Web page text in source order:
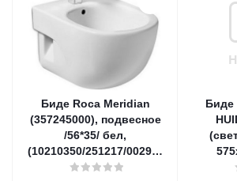
Биде Roca Meridian
(357245000), подвесное
/56*35/ бел,
(10210350/251217/0029970/5)
Биде